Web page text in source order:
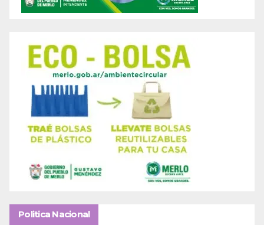
Politica Nacional